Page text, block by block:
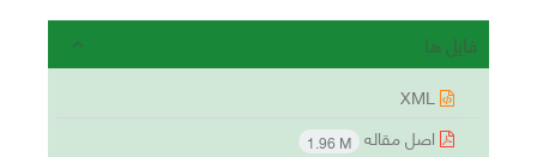
فایل ها
اصل مقاله 1.96 M